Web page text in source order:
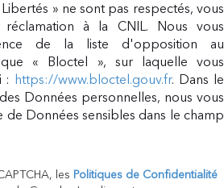
» ne sont pas respectés, vous
à la CNIL. Nous vous
de la liste d'opposition au
« Bloctel », sur laquelle vous
: https://www.bloctel.gouv.fr. Dans le
Données personnelles, nous vous
de Données sensibles dans le champ
les Politiques de Confidentialité